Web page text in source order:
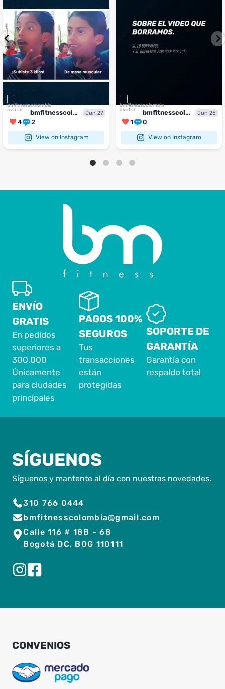
4 2
bmfitnesscolombia Jun 27
4 2
View on Instagram
bmfitnesscolombia Jun 25
1 0
View on Instagram
ENVÍO
GRATIS
En pedidos
superiores a
300.000
Únicamente
para ciudades
principales
PAGOS 100%
SEGUROS
Tus
transacciones
están
protegidas
SOPORTE DE
GARANTÍA
Garantía con
respaldo total
SÍGUENOS
Síguenos y mantente al día con nuestras novedades.
310 766 0444
bmfitnesscolombia@gmail.com
Calle 116 # 18B - 68
Bogotá DC, BOG 110111
CONVENIOS